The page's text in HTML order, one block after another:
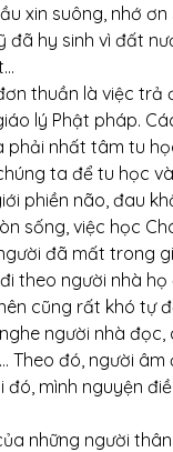
xin suông, nhớ
đã hy sinh vì đất
thuần là việc
lý Phật pháp.
nhất tâm tu
ta để tu học
phiền não, đau
sống, việc học
đã mất trong
theo người nhà
cũng rất khó tự
người nhà
Theo đó, người
đó, mình nguyện
những người